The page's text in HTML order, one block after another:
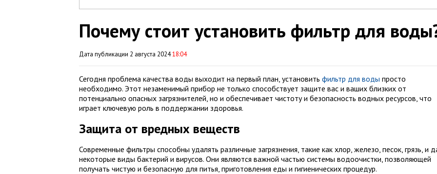
Почему стоит установить фильтр для
Дата публикации 2 августа 202418:04
Сегодня проблема качества воды выходит на первый план, установить фильтр для воды просто
необходимо. Этот незаменимый прибор не только способствует защите вас и ваших близких от
потенциально опасных загрязнителей, но и обеспечивает чистоту и безопасность водных ресурсов, что
играет ключевую роль в поддержании здоровья.
Защита от вредных веществ
Современные фильтры способны удалять различные загрязнения, такие как хлор, железо, песок, грязь, и
некоторые виды бактерий и вирусов. Они являются важной частью системы водоочистки, позволяющей
получать чистую и безопасную для питья, приготовления еды и гигиенических процедур.